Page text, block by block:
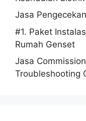
Jasa
#1. Paket
Rumah Genset
Jasa
Troubleshooting